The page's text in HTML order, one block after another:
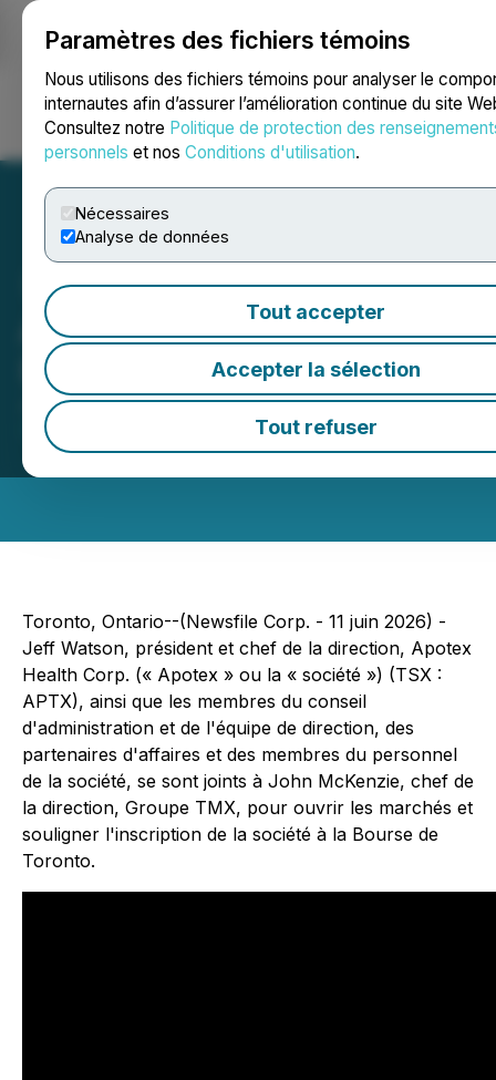
Paramètres des fichiers témoins
Nous utilisons des fichiers témoins pour analyser le
internautes afin d’assurer l’amélioration continue du site
Consultez notre Politique de protection des
personnels et nos Conditions d'utilisation.
Nécessaires
Analyse de données
Tout accepter
Accepter la sélection
Tout refuser
Ouvrir une session Recherche English
Apotex Health Corp.
(APTX) ouvre les marchés
June 11, 2026 11:18 AM EDT | Source:Toronto Stock
Exchange
Toronto, Ontario--(Newsfile Corp. - 11 juin 2026) -
Jeff Watson, président et chef de la direction, Apotex
Health Corp. (« Apotex » ou la « société ») (TSX :
APTX), ainsi que les membres du conseil
d'administration et de l'équipe de direction, des
partenaires d'affaires et des membres du personnel
de la société, se sont joints à John McKenzie, chef de
la direction, Groupe TMX, pour ouvrir les marchés et
souligner l'inscription de la société à la Bourse de
Toronto.